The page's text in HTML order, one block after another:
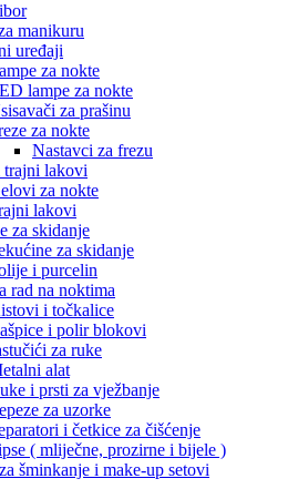
manikuru
uređaji
za nokte
lampe za nokte
za prašinu
za nokte
Nastavci za frezu
lakovi
za nokte
lakovi
za skidanje
za skidanje
i purcelin
rad na noktima
i točkalice
i polir blokovi
za ruke
alat
i prsti za vježbanje
za uzorke
i četkice za čišćenje
( mliječne, prozirne i bijele )
šminkanje i make-up setovi